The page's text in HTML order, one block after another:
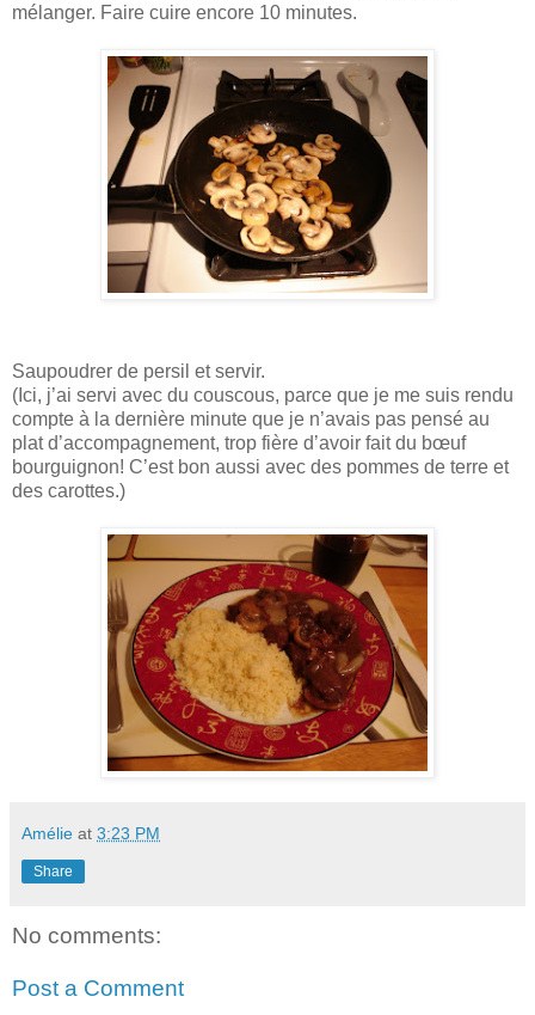
mélanger. Faire cuire encore 10 minutes.
Saupoudrer de persil et servir.
(Ici, j’ai servi avec du couscous, parce que je me suis rendu
compte à la dernière minute que je n’avais pas pensé au
plat d’accompagnement, trop fière d’avoir fait du bœuf
bourguignon! C’est bon aussi avec des pommes de terre et
des carottes.)
Amélie at 3:23 PM
Share
No comments:
Post a Comment